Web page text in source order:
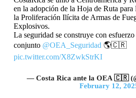
en la adopción de la Hoja de Ruta
la Proliferación Ilícita de Armas de
Explosivos.
La seguridad se construye con
conjunto @OEA_Seguridad 🌎🇨🇷
pic.twitter.com/X8ZwkStrKI
— Costa Rica ante la OEA 🇨🇷
February 12,